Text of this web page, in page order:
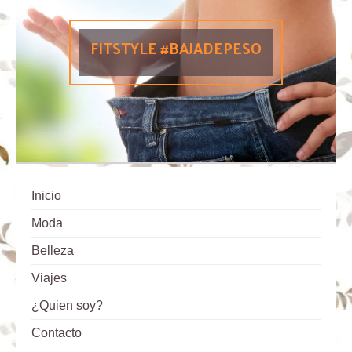
FITSTYLE #BAJADEPESO
Inicio
Moda
Belleza
Viajes
¿Quien soy?
Contacto